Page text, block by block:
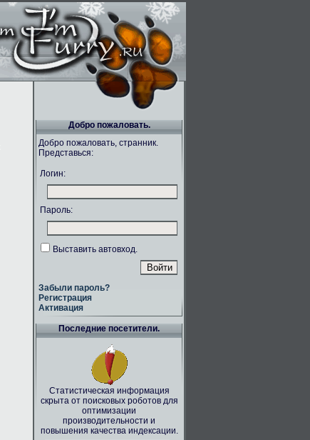
Добро пожаловать.
Добро пожаловать, странник.
Представься:
Логин:
Пароль:
Выставить автовход.
Забыли пароль?
Регистрация
Активация
Последние посетители.
Статистическая информация
скрыта от поисковых роботов для
оптимизации
производительности и
повышения качества индексации.